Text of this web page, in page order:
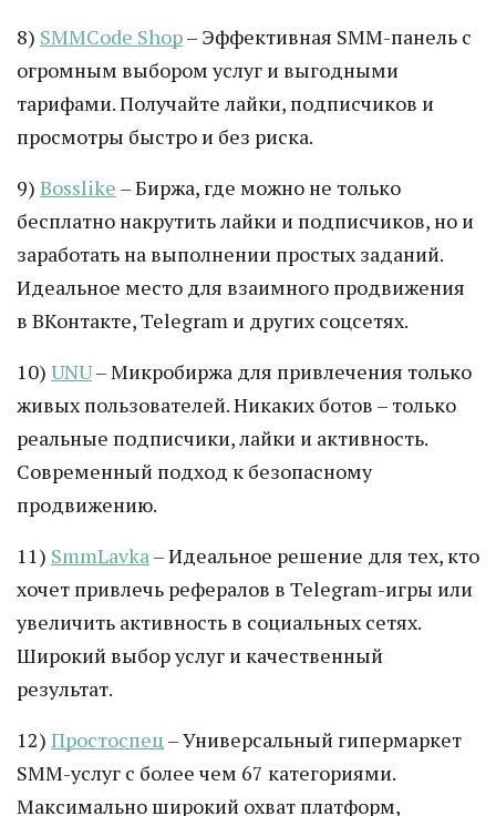
8) SMMCode Shop– Эффективная SMM-панель с
огромным выбором услуг и выгодными
тарифами. Получайте лайки, подписчиков и
просмотры быстро и без риска.
9) Bosslike – Биржа, где можно не только
бесплатно накрутить лайки и подписчиков, но и
заработать на выполнении простых заданий.
Идеальное место для взаимного продвижения
в ВКонтакте, Telegram и других соцсетях.
10) UNU– Микробиржа для привлечения только
живых пользователей. Никаких ботов – только
реальные подписчики, лайки и активность.
Современный подход к безопасному
продвижению.
11) SmmLavka– Идеальное решение для тех, кто
хочет привлечь рефералов в Telegram-игры или
увеличить активность в социальных сетях.
Широкий выбор услуг и качественный
результат.
12) Простоспец– Универсальный гипермаркет
SMM-услуг с более чем 67 категориями.
Максимально широкий охват платформ,